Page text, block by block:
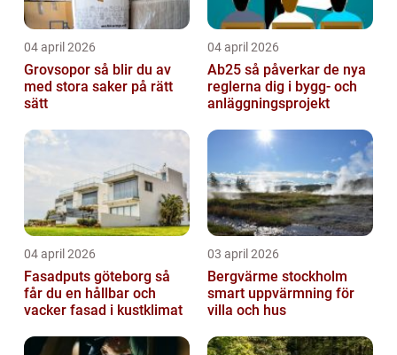
04 april 2026
Grovsopor så blir du av
med stora saker på rätt
sätt
04 april 2026
Ab25 så påverkar de nya
reglerna dig i bygg- och
anläggningsprojekt
04 april 2026
Fasadputs göteborg så
får du en hållbar och
vacker fasad i kustklimat
03 april 2026
Bergvärme stockholm
smart uppvärmning för
villa och hus